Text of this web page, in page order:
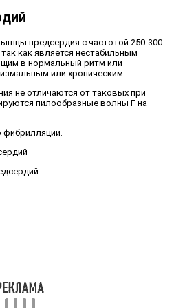
предсердия с частотой 250-300
как является нестабильным
в нормальный ритм или
или хроническим.
не отличаются от таковых при
пилообразные волны F на
фибрилляции.